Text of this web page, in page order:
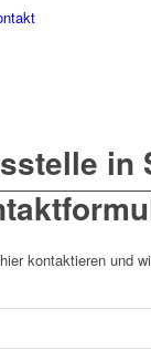
in
kontaktieren und